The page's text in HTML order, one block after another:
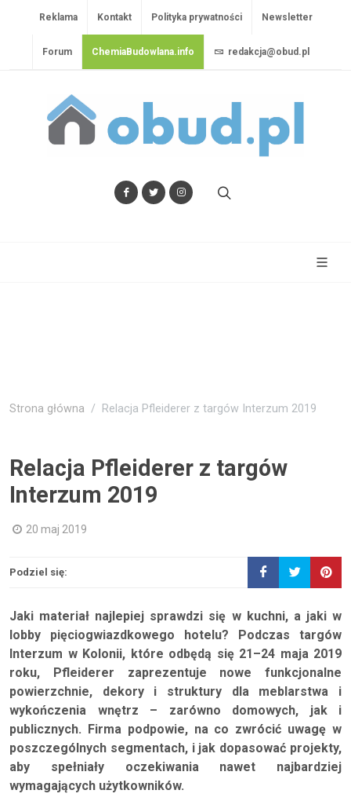
Reklama Kontakt Polityka prywatności Newsletter
Forum ChemiaBudowlana.info redakcja@obud.pl
Strona główna Relacja Pfleiderer z targów Interzum 2019
Relacja Pfleiderer z targów
Interzum 2019
20 maj 2019
Podziel się:
Jaki materiał najlepiej sprawdzi się w kuchni, a jaki w
lobby pięciogwiazdkowego hotelu? Podczas targów
Interzum w Kolonii, które odbędą się 21–24 maja 2019
roku, Pfleiderer zaprezentuje nowe funkcjonalne
powierzchnie, dekory i struktury dla meblarstwa i
wykończenia wnętrz – zarówno domowych, jak i
publicznych. Firma podpowie, na co zwrócić uwagę w
poszczególnych segmentach, i jak dopasować projekty,
aby spełniały oczekiwania nawet najbardziej
wymagających użytkowników.